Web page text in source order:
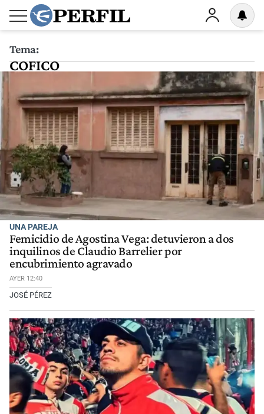
Tema:
COFICO
UNA PAREJA
Femicidio de Agostina Vega: detuvieron a dos
inquilinos de Claudio Barrelier por
encubrimiento agravado
AYER 12:40
JOSÉ PÉREZ